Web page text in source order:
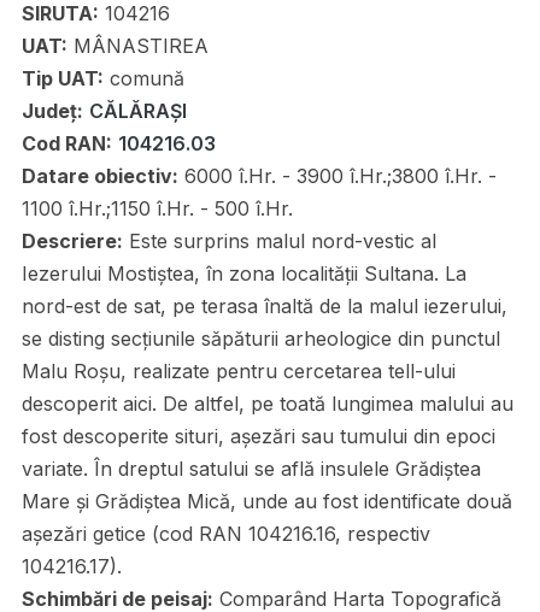
SIRUTA: 104216
UAT: MÂNASTIREA
Tip UAT: comună
Județ: CĂLĂRAȘI
Cod RAN: 104216.03
Datare obiectiv: 6000 î.Hr. - 3900 î.Hr.;3800 î.Hr. -
1100 î.Hr.;1150 î.Hr. - 500 î.Hr.
Descriere: Este surprins malul nord-vestic al
Iezerului Mostiștea, în zona localității Sultana. La
nord-est de sat, pe terasa înaltă de la malul iezerului,
se disting secțiunile săpăturii arheologice din punctul
Malu Roșu, realizate pentru cercetarea tell-ului
descoperit aici. De altfel, pe toată lungimea malului au
fost descoperite situri, așezări sau tumului din epoci
variate. În dreptul satului se află insulele Grădiștea
Mare și Grădiștea Mică, unde au fost identificate două
așezări getice (cod RAN 104216.16, respectiv
104216.17).
Schimbări de peisaj: Comparând Harta Topografică